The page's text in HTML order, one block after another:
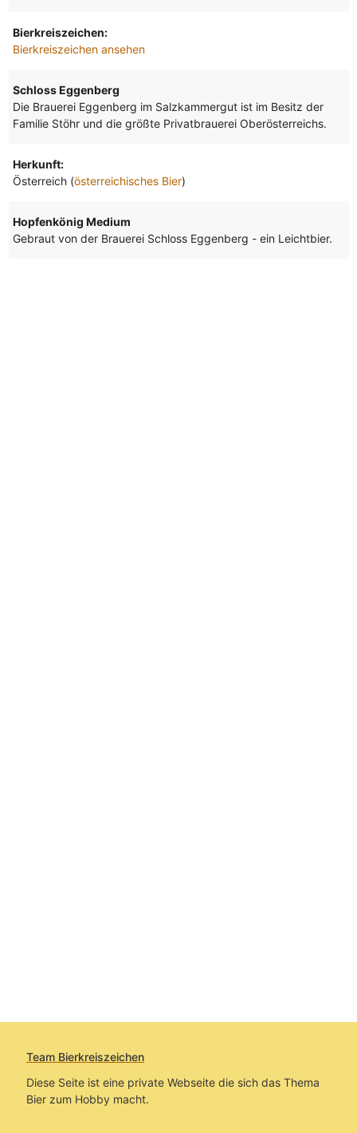
Bierkreiszeichen:
Bierkreiszeichen ansehen
Schloss Eggenberg
Die Brauerei Eggenberg im Salzkammergut ist im Besitz der
Familie Stöhr und die größte Privatbrauerei Oberösterreichs.
Herkunft:
Österreich (österreichisches Bier)
Hopfenkönig Medium
Gebraut von der Brauerei Schloss Eggenberg - ein Leichtbier.
Team Bierkreiszeichen
Diese Seite ist eine private Webseite die sich das Thema
Bier zum Hobby macht.